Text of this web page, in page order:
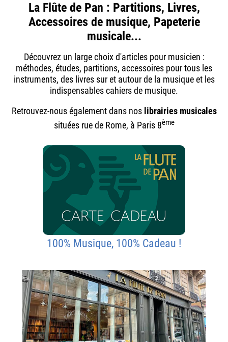
La Flûte de Pan : Partitions, Livres,
Accessoires de musique, Papeterie
musicale...
Découvrez un large choix d'articles pour musicien :
méthodes, études, partitions, accessoires pour tous les
instruments, des livres sur et autour de la musique et les
indispensables cahiers de musique.
Retrouvez-nous également dans nos librairies musicales
situées rue de Rome, à Paris 8ème
100% Musique, 100% Cadeau !